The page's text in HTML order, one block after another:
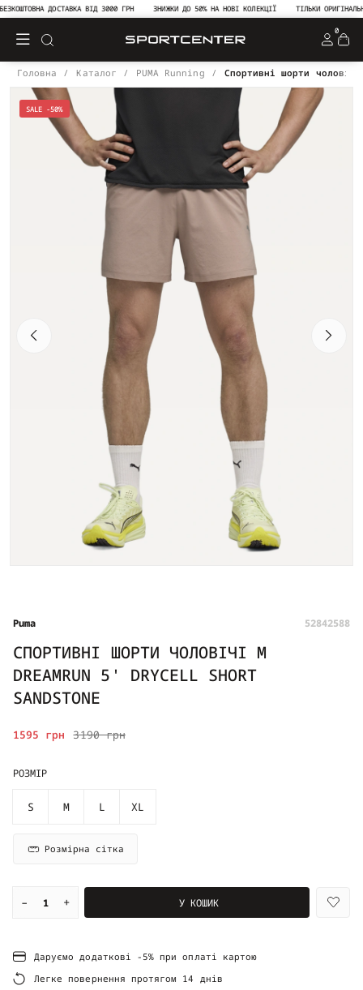
ДОСТАВКА ВІД 3000 ГРН ЗНИЖКИ ДО 50% НА НОВІ КОЛЕКЦІЇ ТІЛЬКИ ОРИГІНАЛЬНА
0
Головна Каталог PUMA Running Спортивні шорти
SALE -50%
Puma 52842588
СПОРТИВНІ ШОРТИ ЧОЛОВІЧІ M
DREAMRUN 5' DRYCELL SHORT
SANDSTONE
3190 грн
1595 грн
РОЗМІР
S M L XL
Розмірна сітка
– + У КОШИК
Даруємо додаткові -5% при оплаті картою
Легке повернення протягом 14 днів